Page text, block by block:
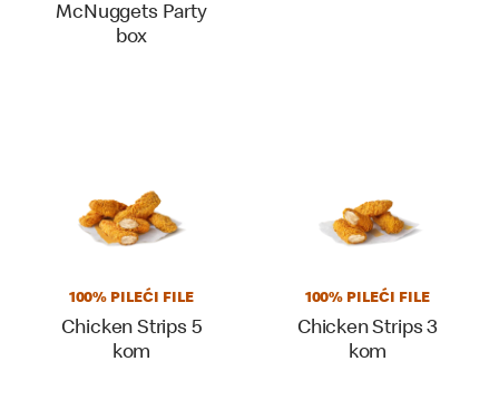
McNuggets Party
box
100% PILEĆI FILE
Chicken Strips 5
kom
100% PILEĆI FILE
Chicken Strips 3
kom